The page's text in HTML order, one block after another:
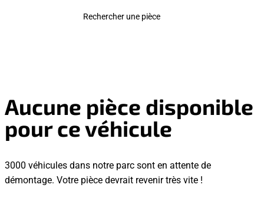
Rechercher une pièce
Aucune pièce disponible
pour ce véhicule
3000 véhicules dans notre parc sont en attente de
démontage. Votre pièce devrait revenir très vite !